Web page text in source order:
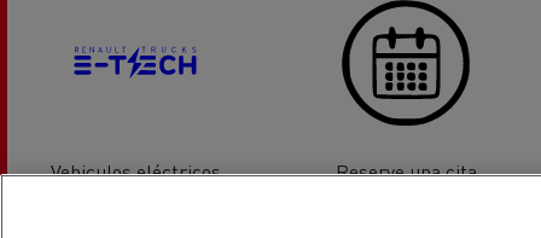
Vehiculos eléctricos Reserve una cita